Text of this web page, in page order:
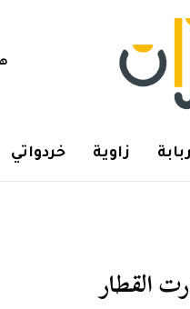
زاوية خردواتي
القطار